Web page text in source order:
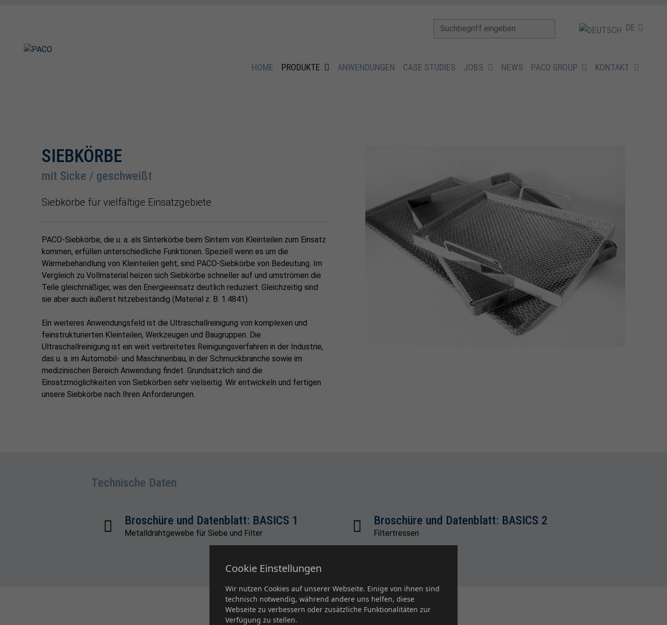
DE
HOME PRODUKTE ANWENDUNGEN CASE STUDIES JOBS NEWS PACO GROUP KONTAKT
SIEBKÖRBE
mit Sicke / geschweißt
Siebkörbe für vielfältige Einsatzgebiete
PACO-Siebkörbe, die u. a. als Sinterkörbe beim Sintern von Kleinteilen zum Einsatz
kommen, erfüllen unterschiedliche Funktionen. Speziell wenn es um die
Wärmebehandlung von Kleinteilen geht, sind PACO-Siebkörbe von Bedeutung. Im
Vergleich zu Vollmaterial heizen sich Siebkörbe schneller auf und umströmen die
Teile gleichmäßiger, was den Energieeinsatz deutlich reduziert. Gleichzeitig sind
sie aber auch äußerst hitzebeständig (Material z. B. 1.4841).
Ein weiteres Anwendungsfeld ist die Ultraschallreinigung von komplexen und
feinstrukturierten Kleinteilen, Werkzeugen und Baugruppen. Die
Ultraschallreinigung ist ein weit verbreitetes Reinigungsverfahren in der Industrie,
das u. a. im Automobil- und Maschinenbau, in der Schmuckbranche sowie im
medizinischen Bereich Anwendung findet. Grundsätzlich sind die
Einsatzmöglichkeiten von Siebkörben sehr vielseitig. Wir entwickeln und fertigen
unsere Siebkörbe nach Ihren Anforderungen.
Technische Daten
Broschüre und Datenblatt: BASICS 1
Metalldrahtgewebe für Siebe und Filter
Broschüre und Datenblatt: BASICS 2
Filtertressen
Cookie Einstellungen
Wir nutzen Cookies auf unserer Webseite. Einige von ihnen sind
technisch notwendig, während andere uns helfen, diese
Webseite zu verbessern oder zusätzliche Funktionalitäten zur
Verfügung zu stellen.